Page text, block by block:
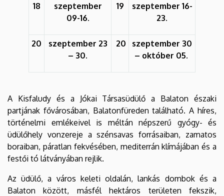
18
szeptember
09-16.
19
szeptember 16-
23.
20
szeptember 23
– 30.
20
szeptember 30
– október 05.
A Kisfaludy és a Jókai Társasüdülő a Balaton északi
partjának fővárosában, Balatonfüreden található. A híres,
történelmi emlékeivel is méltán népszerű gyógy- és
üdülőhely vonzereje a szénsavas forrásaiban, zamatos
boraiban, páratlan fekvésében, mediterrán klímájában és a
festői tó látványában rejlik.
Az üdülő, a város keleti oldalán, lankás dombok és a
Balaton között, másfél hektáros területen fekszik,